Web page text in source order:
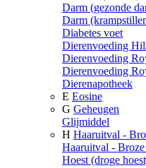
Darm (gezonde
Darm
Diabetes voet
Dierenvoeding
Dierenvoeding
Dierenvoeding
Dierenapotheek
E Eosine
G Geheugen
Glijmiddel
H Haaruitval -
Haaruitval -
Hoest (droge